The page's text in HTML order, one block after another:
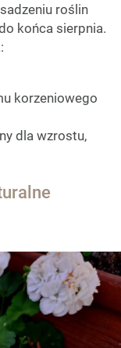
roślin
końca sierpnia.
korzeniowego
dla wzrostu,